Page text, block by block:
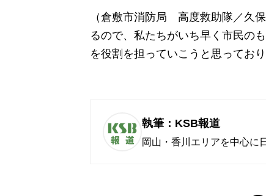
（倉敷市消防局 高度救助隊／久
るので、私たちがいち早く市民の
を役割を担っていこうと思っており
執筆：KSB報道
岡山・香川エリアを中心に